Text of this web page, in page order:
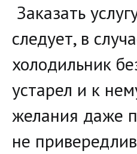
Заказать
следует, в
холодильник
устарел и к
желания даже
не